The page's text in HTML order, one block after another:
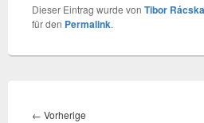
Dieser Eintrag wurde von Tibor
für den Permalink.
← Vorherige